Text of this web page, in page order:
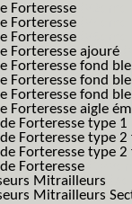
Forteresse
Forteresse
Forteresse
Forteresse ajouré
Forteresse fond
Forteresse fond
Forteresse fond
Forteresse aigle
Forteresse type 1
Forteresse type
Forteresse type
Forteresse
Mitrailleurs
Mitrailleurs